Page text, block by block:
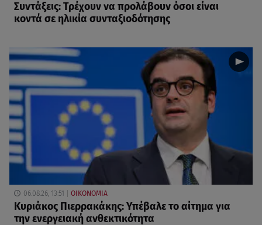
Συντάξεις: Τρέχουν να προλάβουν όσοι είναι
κοντά σε ηλικία συνταξιοδότησης
06.08.26, 13:51 ΟΙΚΟΝΟΜΙΑ
Κυριάκος Πιερρακάκης: Υπέβαλε το αίτημα για
την ενεργειακή ανθεκτικότητα